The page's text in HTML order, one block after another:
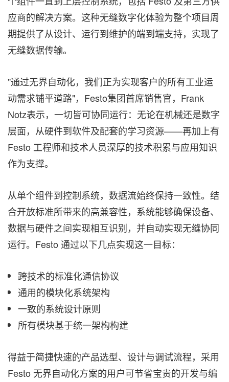
应商的解决方案。这种无缝数字化体验为整个项目周
期提供了从设计、运行到维护的端到端支持，实现了
无缝数据传输。
"通过无界自动化，我们正为实现客户的所有工业运
动需求铺平道路"，Festo集团首席销售官，Frank
Notz表示，一切皆可协同运行：无论在机械还是数字
层面，从硬件到软件及配套的学习资源——再加上有
Festo 工程师和技术人员深厚的技术积累与应用知识
作为支撑。
从单个组件到控制系统，数据流始终保持一致性。结
合开放标准所带来的高兼容性，系统能够确保设备、
数据与硬件之间实现相互识别，并自动实现无缝协同
运行。Festo 通过以下几点实现这一目标：
跨技术的标准化通信协议
通用的模块化系统架构
一致的系统设计原则
所有模块基于统一架构构建
得益于简捷快速的产品选型、设计与调试流程，采用
Festo 无界自动化方案的用户可节省宝贵的开发与编